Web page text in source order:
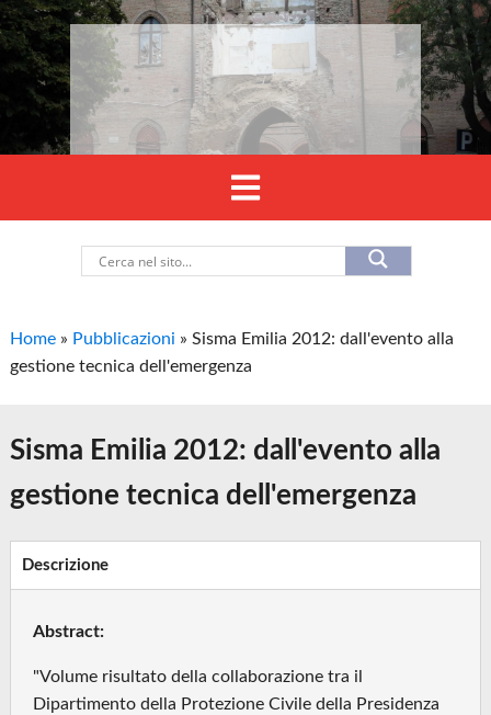
Home » Pubblicazioni »Sisma Emilia 2012: dall'evento alla
gestione tecnica dell'emergenza
Sisma Emilia 2012: dall'evento alla
gestione tecnica dell'emergenza
Descrizione
Abstract:
"Volume risultato della collaborazione tra il
Dipartimento della Protezione Civile della Presidenza